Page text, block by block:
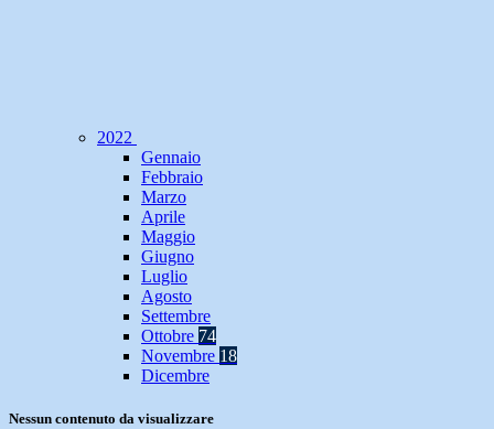
2022
Gennaio
Febbraio
Marzo
Aprile
Maggio
Giugno
Luglio
Agosto
Settembre
Ottobre 74
Novembre 18
Dicembre
Nessun contenuto da visualizzare